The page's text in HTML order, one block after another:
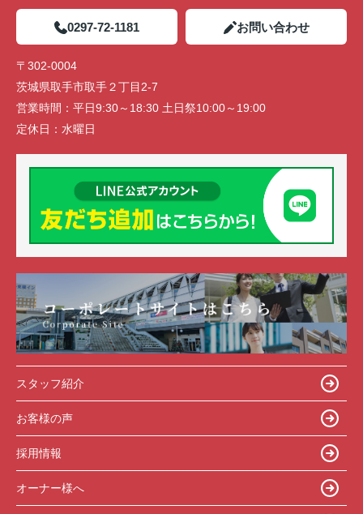
0297-72-1181 お問い合わせ
〒302-0004
茨城県取手市取手２丁目2-7
営業時間： 平日9:30～18:30 土日祭10:00～19:00
定休日： 水曜日
スタッフ紹介
お客様の声
採用情報
オーナー様へ